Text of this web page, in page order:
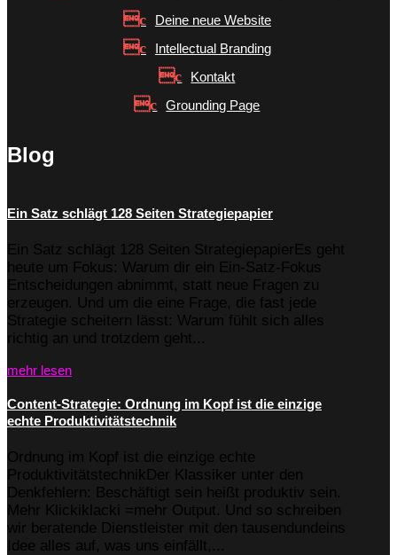
Deine neue Website
Intellectual Branding
Kontakt
Grounding Page
Blog
Ein Satz schlägt 128 Seiten Strategiepapier
Ein Satz schlägt 128 Seiten StrategiepapierEs geht
heute um Fokus: Warum dir ein Ein-Satz-Fokus
Entscheidungen abnimmt, statt neue Fragen zu
erzeugen. Und um die eine Frage, die fast jede
Strategie scheitern lässt: Warum fühlt sich alles
richtig an und trotzdem geht...
mehr lesen
Content-Strategie: Ordnung im Kopf ist die einzige
echte Produktivitätstechnik
Ordnung im Kopf ist die einzige echte
ProduktivitätstechnikDer Klassiker unter den
Denkfehlern: Beschäftigt sein heißt produktiv sein.
Mehr Klickiklacki =mehr Output. Und so schreiben
wir beratende Dienstleister mit den tausendundeins
Idee alles auf, was uns einfällt,...